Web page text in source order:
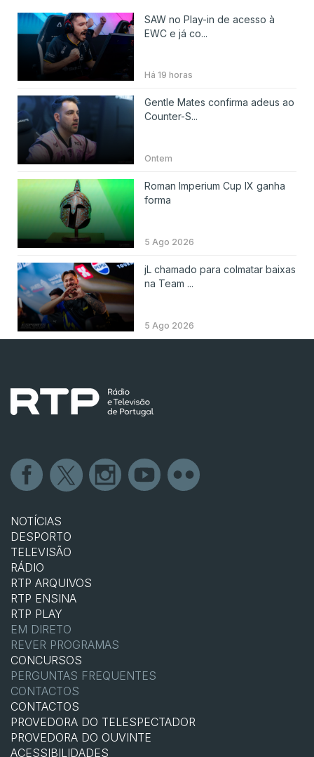
SAW no Play-in de acesso à
EWC e já co...
Há 19 horas
Gentle Mates confirma adeus ao
Counter-S...
Ontem
Roman Imperium Cup IX ganha
forma
5 Ago 2026
jL chamado para colmatar baixas
na Team ...
5 Ago 2026
NOTÍCIAS
DESPORTO
TELEVISÃO
RÁDIO
RTP ARQUIVOS
RTP ENSINA
RTP PLAY
EM DIRETO
REVER PROGRAMAS
CONCURSOS
PERGUNTAS FREQUENTES
CONTACTOS
CONTACTOS
PROVEDORA DO TELESPECTADOR
PROVEDORA DO OUVINTE
ACESSIBILIDADES